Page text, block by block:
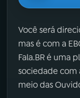
Você será
mas é com a
Fala.BR é uma
sociedade com
meio das